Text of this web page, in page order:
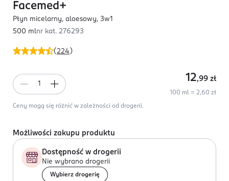
(224 )
Facemed+
Płyn micelarny, aloesowy, 3w1
500 mlnr kat. 276293
12,99 zł
100 ml = 2,60 zł
Ceny mogą się różnić w zależności od drogerii.
Możliwości zakupu produktu
Dostępność w drogerii
Nie wybrano drogerii
Wybierz drogerię